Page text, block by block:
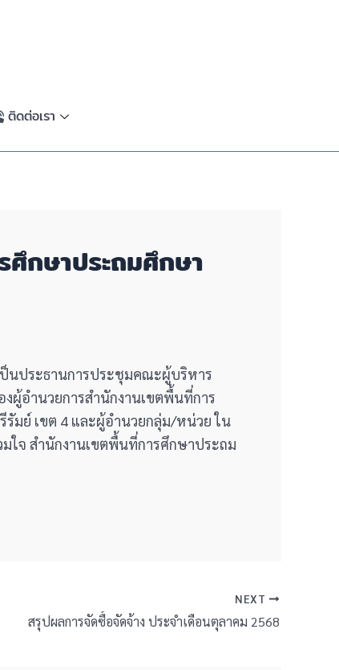
ติดต่อเรา
กษาประถมศึกษา
นประธานการประชุมคณะผู้บริหาร
ผู้อำนวยการสำนักงานเขตพื้นที่การ
มย์ เขต 4 และผู้อำนวยกลุ่ม/หน่วย ใน
ใจ สำนักงานเขตพื้นที่การศึกษาประถม
NEXT
สรุปผลการจัดซื้อจัดจ้าง ประจำเดือนตุลาคม 2568